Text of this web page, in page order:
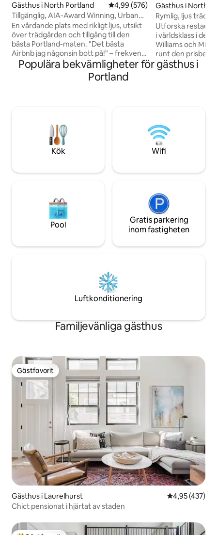
Gästhus i North Portland 4,99 av 5 i genomsnittligt
4,99 (576)
Tillgänglig, AIA-Award Winning, Urban
Garden Oasis
En vårdande plats med rikligt ljus, utsikt
över trädgården och tillgång till den
bästa Portland-maten. "Det bästa
Airbnb jag någonsin bott på!" – frekvent
gästkommentar. - American Institute of
Architects Award till designer Webster
Wilson - Exklusiva bekvämligheter och
information - Utbildade tjänstedjur
välkomna; inga husdjur eller ESA:er
Gästhus i North
Rymlig, ljus
Park
Utforska
i världsklass i de
Williams och
runt den
rosenträdgården
över gatan i
trädgården med
utomhusdusch.
med gott om
Populära bekvämligheter för gästhus i
Portland
Kök Wifi
Pool
Gratis parkering
inom fastigheten
Luftkonditionering
Familjevänliga gästhus
Gästfavorit
Gästfavorit
Gästhus i Laurelhurst 4,95 av 5 i
4,95 (437)
Chict pensionat i hjärtat av staden